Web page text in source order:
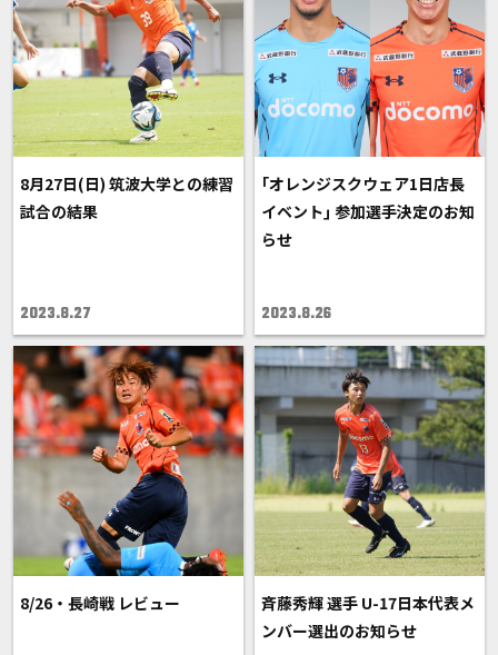
8月27日(日) 筑波大学との練習
試合の結果
2023.8.27
｢オレンジスクウェア1日店長
イベント｣ 参加選手決定のお知
らせ
2023.8.26
8/26・長崎戦 レビュー
斉藤秀輝 選手 U-17日本代表メ
ンバー選出のお知らせ